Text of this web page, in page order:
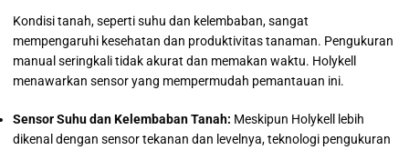
Kondisi tanah, seperti suhu dan kelembaban, sangat
mempengaruhi kesehatan dan produktivitas tanaman. Pengukuran
manual seringkali tidak akurat dan memakan waktu. Holykell
menawarkan sensor yang mempermudah pemantauan ini.
Sensor Suhu dan Kelembaban Tanah: Meskipun Holykell lebih
dikenal dengan sensor tekanan dan levelnya, teknologi pengukuran